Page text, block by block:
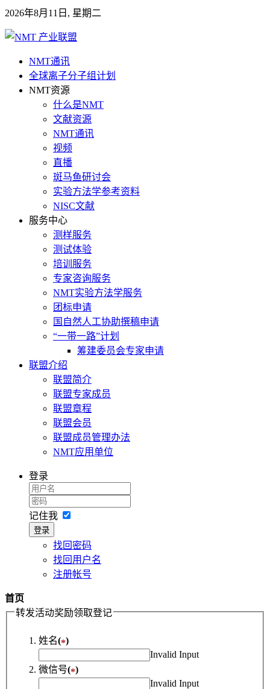
2026年8月11日, 星期二
NMT通讯
全球离子分子组计划
NMT资源
什么是NMT
文献资源
NMT通讯
视频
直播
斑马鱼研讨会
实验方法学参考资料
NISC文献
服务中心
测样服务
测试体验
培训服务
专家咨询服务
NMT实验方法学服务
团标申请
国自然人工协助撰稿申请
“一带一路”计划
筹建委员会专家申请
联盟介绍
联盟简介
联盟专家成员
联盟章程
联盟会员
联盟成员管理办法
NMT应用单位
登录
记住我
登录
找回密码
找回用户名
注册帐号
首页
转发活动奖励领取登记
姓名(*)
Invalid Input
微信号(*)
Invalid Input